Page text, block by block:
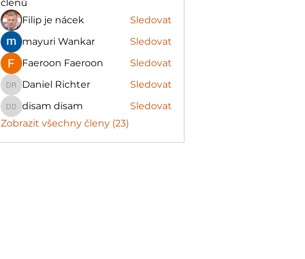
členů
Filip je nácek
Sledovat
mayuri Wankar
Sledovat
Faeroon Faeroon
Sledovat
Daniel Richter
Daniel Richter Sledovat
disam disam
disam disam
Sledovat
Zobrazit všechny členy (23)